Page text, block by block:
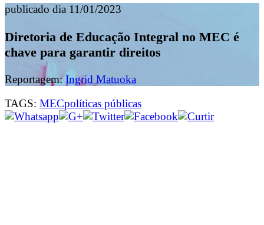
publicado dia 11/01/2023
Diretoria de Educação Integral no MEC é
chave para garantir direitos
Reportagem:Ingrid Matuoka
TAGS: MECpolíticas públicas